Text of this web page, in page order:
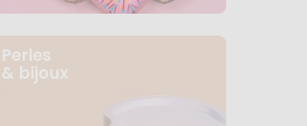
Perles
& bijoux